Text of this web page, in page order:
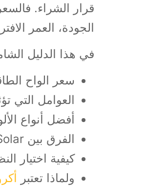
قرار الشراء.
الجودة، العمر
في هذا الدليل الشامل لعام
سعر الواح
العوامل التي
أفضل أنواع
الفرق بين JA Solar وJinko Solar
كيفية اختيار
ولماذا تعتبر